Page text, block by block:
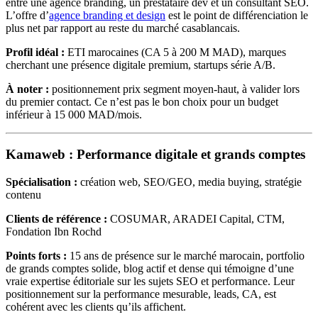
L’offre d’agence branding et design est le point de différenciation le
plus net par rapport au reste du marché casablancais.
Profil idéal : ETI marocaines (CA 5 à 200 M MAD), marques
cherchant une présence digitale premium, startups série A/B.
À noter : positionnement prix segment moyen-haut, à valider lors
du premier contact. Ce n’est pas le bon choix pour un budget
inférieur à 15 000 MAD/mois.
Kamaweb : Performance digitale et grands comptes
Spécialisation : création web, SEO/GEO, media buying, stratégie
contenu
Clients de référence : COSUMAR, ARADEI Capital, CTM,
Fondation Ibn Rochd
Points forts : 15 ans de présence sur le marché marocain, portfolio
de grands comptes solide, blog actif et dense qui témoigne d’une
vraie expertise éditoriale sur les sujets SEO et performance. Leur
positionnement sur la performance mesurable, leads, CA, est
cohérent avec les clients qu’ils affichent.